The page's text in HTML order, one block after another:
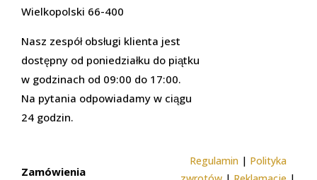
Wielkopolski 66-400
Nasz zespół obsługi klienta jest
dostępny od poniedziałku do piątku
w godzinach od 09:00 do 17:00.
Na pytania odpowiadamy w ciągu
24 godzin.
Zamówienia
Regulamin| Polityka